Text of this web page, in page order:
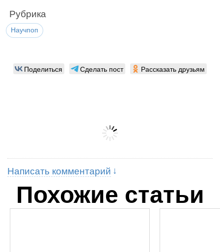
Рубрика
Научпоп
Поделиться Сделать пост Рассказать друзьям
Написать комментарий
Похожие статьи